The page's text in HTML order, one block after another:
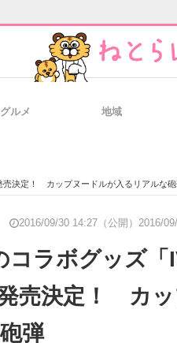
IT製品の技術・比較・事例
グルメ 地域
売決定！ カップヌードルが入るリアルな
2016/09/30 14:27（公開） 2016/
コラボグッズ「
売決定！ カ
弾